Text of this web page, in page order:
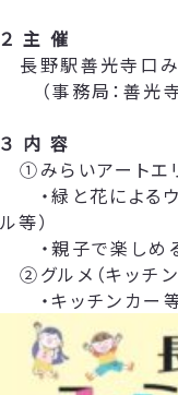
２ 主 催
長野駅善光寺口み
（事務局：善光寺
３ 内 容
①みらいアートエ
・緑と花によるウ
ル等）
・親子で楽しめる
②グルメ（キッチン
・キッチンカー